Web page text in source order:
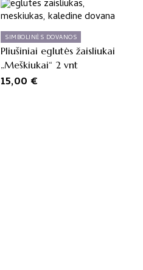
SIMBOLINĖS DOVANOS
Pliušiniai eglutės žaisliukai
„Meškiukai“ 2 vnt
15,00 €